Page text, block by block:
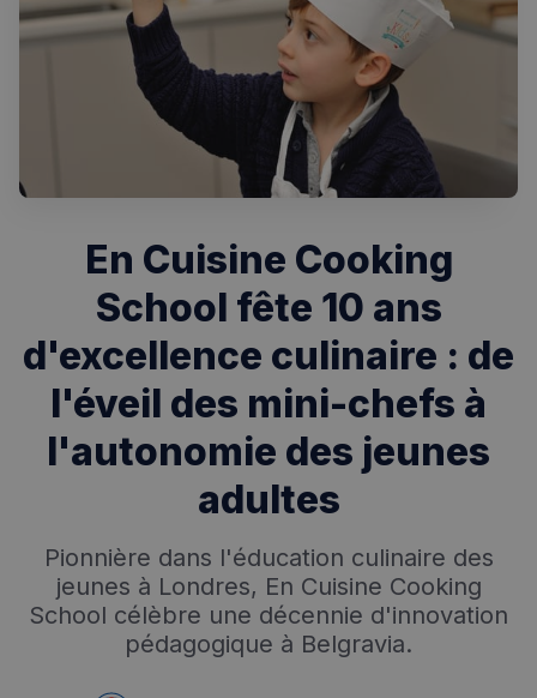
En Cuisine Cooking
School fête 10 ans
d'excellence culinaire : de
l'éveil des mini-chefs à
l'autonomie des jeunes
adultes
Pionnière dans l'éducation culinaire des
jeunes à Londres, En Cuisine Cooking
School célèbre une décennie d'innovation
pédagogique à Belgravia.